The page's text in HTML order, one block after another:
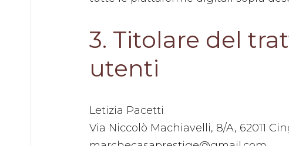
3. Titolare del
utenti
Letizia Pacetti
Via Niccolò Machiavelli, 8/A, 62011